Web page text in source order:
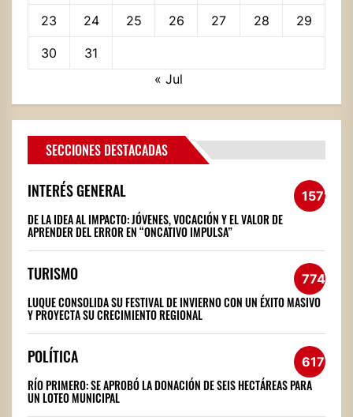
23 24 25 26 27 28 29
30
31
« Jul
SECCIONES DESTACADAS
INTERÉS GENERAL 1572
DE LA IDEA AL IMPACTO: JÓVENES, VOCACIÓN Y EL VALOR DE
APRENDER DEL ERROR EN “ONCATIVO IMPULSA”
TURISMO 774
LUQUE CONSOLIDA SU FESTIVAL DE INVIERNO CON UN ÉXITO MASIVO
Y PROYECTA SU CRECIMIENTO REGIONAL
POLÍTICA 617
RÍO PRIMERO: SE APROBÓ LA DONACIÓN DE SEIS HECTÁREAS PARA
UN LOTEO MUNICIPAL